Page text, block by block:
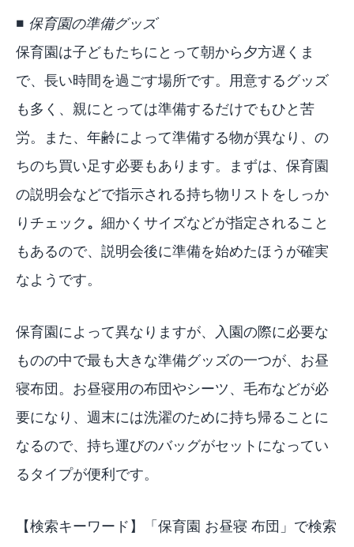
■ 保育園の準備グッズ
保育園は子どもたちにとって朝から夕方遅くま
で、長い時間を過ごす場所です。用意するグッズ
も多く、親にとっては準備するだけでもひと苦
労。また、年齢によって準備する物が異なり、の
ちのち買い足す必要もあります。まずは、保育園
の説明会などで指示される持ち物リストをしっか
りチェック 。 細かくサイズなどが指定されること
もあるので、説明会後に準備を始めたほうが確実
なようです。
保育園によって異なりますが、入園の際に必要な
ものの中で最も大きな準備グッズの一つが、お昼
寝布団。お昼寝用の布団やシーツ、毛布などが必
要になり、週末には洗濯のために持ち帰ることに
なるので、持ち運びのバッグがセットになってい
るタイプが便利です。
【検索キーワード】「保育園 お昼寝 布団 」で検索